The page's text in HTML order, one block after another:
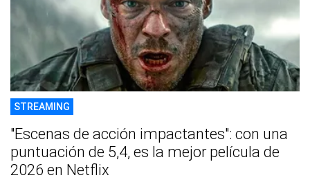
STREAMING
"Escenas de acción impactantes": con una
puntuación de 5,4, es la mejor película de
2026 en Netflix